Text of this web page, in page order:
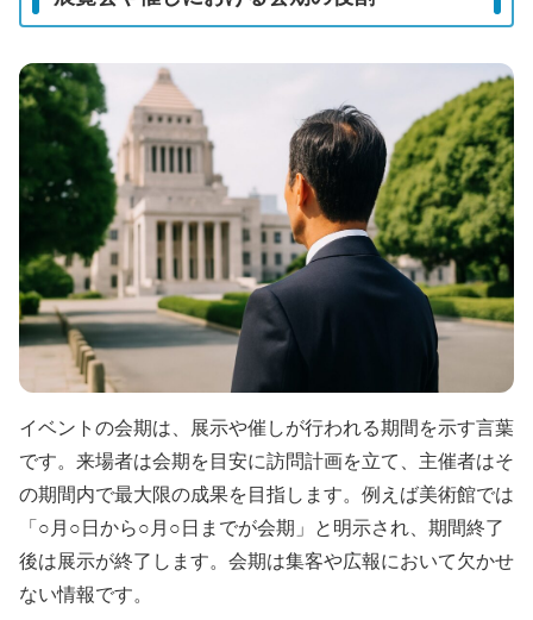
イベントの会期は、展示や催しが行われる期間を示す言葉
です。来場者は会期を目安に訪問計画を立て、主催者はそ
の期間内で最大限の成果を目指します。例えば美術館では
「○月○日から○月○日までが会期」と明示され、期間終了
後は展示が終了します。会期は集客や広報において欠かせ
ない情報です。